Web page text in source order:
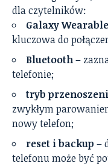
dla czytelników:
Galaxy Wearable
kluczowa do
Bluetooth–
telefonie;
tryb
zwykłym
nowy telefon;
reset i backup –
telefonu może być